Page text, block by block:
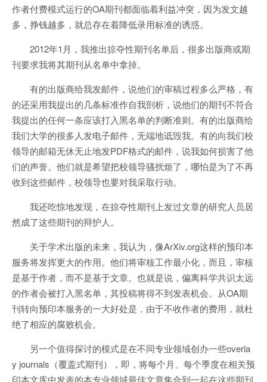
作者付费模式运行的OA期刊都面临着利益冲突，因为发文越
多，挣钱越多，就总存在着降低录用标准的诱惑。
2012年1月，我推出掠夺性期刊名单后，很多出版商或期
刊要求我将其期刊从名单中拿掉。
有的出版商给我发邮件，说他们的审稿过程多么严格，有
的还采用我提出的几条标准作自我剖析，说他们的期刊不符合
我提出的任何一条应该打入黑名单的判断准则。有的出版商给
我们大学的很多人发电子邮件，无端地诋毁我。有的向我们校
领导的邮箱无休无止地发PDF格式的邮件，说我如何损害了他
们的声誉。他们就是希望把校领导骚扰烦了，哪怕是为了不再
收到这些邮件，校领导也要对我采取行动。
我还吃惊地发现，在掠夺性期刊上发过文章的研究人员居
然成了这些期刊的辩护人。
关于学术出版的未来，我认为，像ArXiv.org这样的预印本
服务将发挥更大的作用。他们将审核工作最小化，而且，审核
是基于作者，而不是基于文章。也就是说，偏离科学共识太远
的作者会被打入黑名单，其投稿将得不到发表机会。从OA期
刊转向预印本服务的一大好处是，由于不收作者的费用，就杜
绝了相应的腐败机会。
另一个值得探讨的模式是在不同专业领域创办一些overla
y journals（覆盖式期刊），即，将每个月、每个季度在相关预
印本文库中发表的本专业领域最佳文章集合到一起在这些期刊